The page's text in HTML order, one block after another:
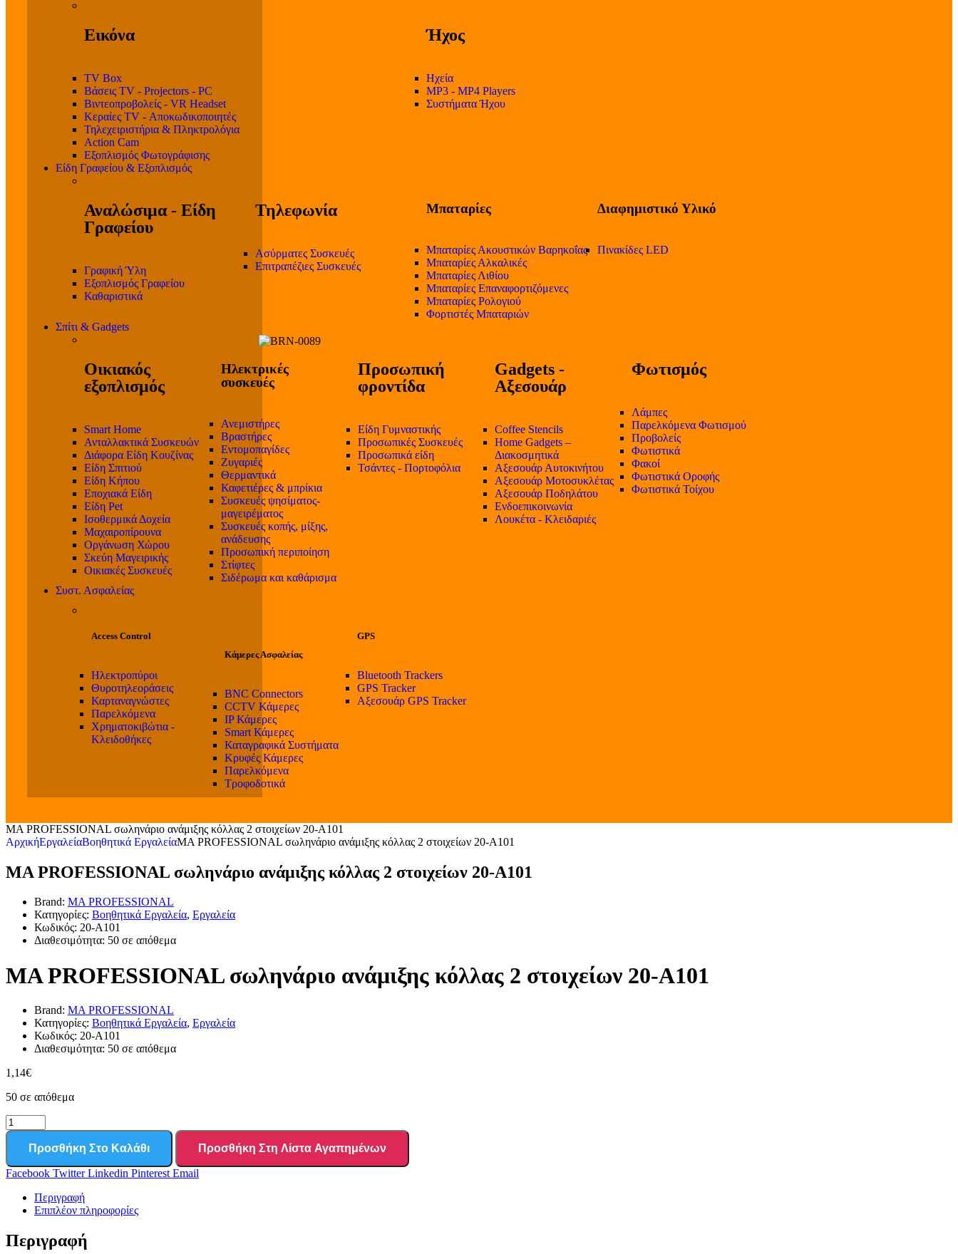
Εικόνα
TV Box
Βάσεις TV - Projectors - PC
Βιντεοπροβολείς - VR Headset
Κεραίες TV - Αποκωδικοποιητές
Τηλεχειριστήρια & Πληκτρολόγια
Action Cam
Εξοπλισμός Φωτογράφισης
Ήχος
Ηχεία
MP3 - MP4 Players
Συστήματα Ήχου
Είδη Γραφείου & Εξοπλισμός
Αναλώσιμα - Είδη
Γραφείου
Γραφική Ύλη
Εξοπλισμός Γραφείου
Καθαριστικά
Τηλεφωνία
Ασύρματες Συσκευές
Επιτραπέζιες Συσκευές
Μπαταρίες
Μπαταρίες Ακουστικών Βαρηκοΐας
Μπαταρίες Αλκαλικές
Μπαταρίες Λιθίου
Μπαταρίες Επαναφορτιζόμενες
Μπαταρίες Ρολογιού
Φορτιστές Μπαταριών
Διαφημιστικό Υλικό
Πινακίδες LED
Σπίτι & Gadgets
Οικιακός
εξοπλισμός
Smart Home
Ανταλλακτικά Συσκευών
Διάφορα Είδη Κουζίνας
Είδη Σπιτιού
Είδη Κήπου
Εποχιακά Είδη
Είδη Pet
Ισοθερμικά Δοχεία
Μαχαιροπίρουνα
Οργάνωση Χώρου
Σκεύη Μαγειρικής
Οικιακές Συσκευές
Ηλεκτρικές
συσκευές
Ανεμιστήρες
Βραστήρες
Εντομοπαγίδες
Ζυγαριές
Θερμαντικά
Καφετιέρες & μπρίκια
Συσκευές ψησίματος-
μαγειρέματος
Συσκευές κοπής, μίξης,
ανάδευσης
Προσωπική περιποίηση
Στίφτες
Σιδέρωμα και καθάρισμα
Προσωπική
φροντίδα
Είδη Γυμναστικής
Προσωπικές Συσκευές
Προσωπικά είδη
Τσάντες - Πορτοφόλια
Gadgets -
Αξεσουάρ
Coffee Stencils
Home Gadgets –
Διακοσμητικά
Αξεσουάρ Αυτοκινήτου
Αξεσουάρ Μοτοσυκλέτας
Αξεσουάρ Ποδηλάτου
Ενδοεπικοινωνία
Λουκέτα - Κλειδαριές
Φωτισμός
Λάμπες
Παρελκόμενα Φωτισμού
Προβολείς
Φωτιστικά
Φακοί
Φωτιστικά Οροφής
Φωτιστικά Τοίχου
Συστ. Ασφαλείας
Access Control
Ηλεκτροπύροι
Θυροτηλεοράσεις
Καρταναγνώστες
Παρελκόμενα
Χρηματοκιβώτια -
Κλειδοθήκες
Κάμερες Ασφαλείας
BNC Connectors
CCTV Κάμερες
IP Κάμερες
Smart Κάμερες
Καταγραφικά Συστήματα
Κρυφές Κάμερες
Παρελκόμενα
Τροφοδοτικά
GPS
Bluetooth Trackers
GPS Tracker
Αξεσουάρ GPS Tracker
MA PROFESSIONAL σωληνάριο ανάμιξης κόλλας 2 στοιχείων 20-A101
ΑρχικήΕργαλείαΒοηθητικά ΕργαλείαMA PROFESSIONAL σωληνάριο ανάμιξης κόλλας 2 στοιχείων 20-A101
MA PROFESSIONAL σωληνάριο ανάμιξης κόλλας 2 στοιχείων 20-A101
Brand: MA PROFESSIONAL
Κατηγορίες: Βοηθητικά Εργαλεία, Εργαλεία
Κωδικός: 20-A101
Διαθεσιμότητα: 50 σε απόθεμα
MA PROFESSIONAL σωληνάριο ανάμιξης κόλλας 2 στοιχείων 20-A101
Brand: MA PROFESSIONAL
Κατηγορίες: Βοηθητικά Εργαλεία, Εργαλεία
Κωδικός: 20-A101
Διαθεσιμότητα: 50 σε απόθεμα
1,14€
50 σε απόθεμα
Προσθήκη Στο Καλάθι Προσθήκη Στη Λίστα Αγαπημένων
Facebook Twitter Linkedin Pinterest Email
Περιγραφή
Επιπλέον πληροφορίες
Περιγραφή